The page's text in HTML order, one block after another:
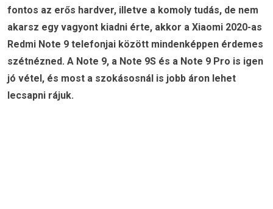
fontos az erős hardver, illetve a komoly tudás, de nem
akarsz egy vagyont kiadni érte, akkor a Xiaomi 2020-as
Redmi Note 9 telefonjai között mindenképpen érdemes
szétnézned. A Note 9, a Note 9S és a Note 9 Pro is igen
jó vétel, és most a szokásosnál is jobb áron lehet
lecsapni rájuk.